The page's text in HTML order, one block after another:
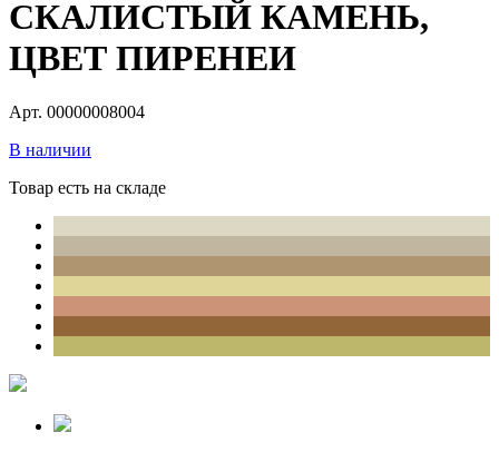
СКАЛИСТЫЙ КАМЕНЬ,
ЦВЕТ ПИРЕНЕИ
Арт. 00000008004
В наличии
Товар есть на складе